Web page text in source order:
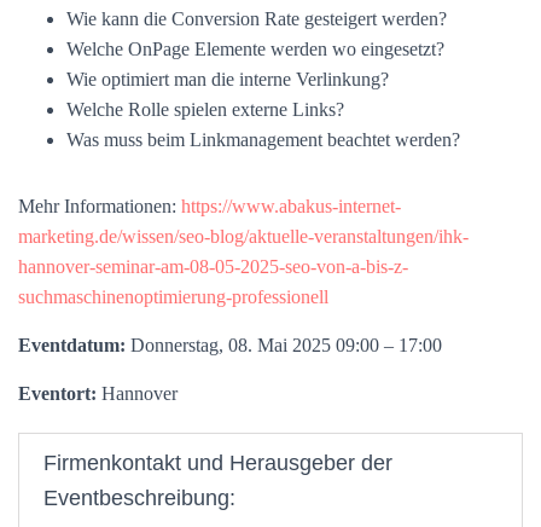
Wie kann die Conversion Rate gesteigert werden?
Welche OnPage Elemente werden wo eingesetzt?
Wie optimiert man die interne Verlinkung?
Welche Rolle spielen externe Links?
Was muss beim Linkmanagement beachtet werden?
Mehr Informationen: https://www.abakus-internet-
marketing.de/wissen/seo-blog/aktuelle-veranstaltungen/ihk-
hannover-seminar-am-08-05-2025-seo-von-a-bis-z-
suchmaschinenoptimierung-professionell
Eventdatum: Donnerstag, 08. Mai 2025 09:00 – 17:00
Eventort: Hannover
Firmenkontakt und Herausgeber der
Eventbeschreibung: